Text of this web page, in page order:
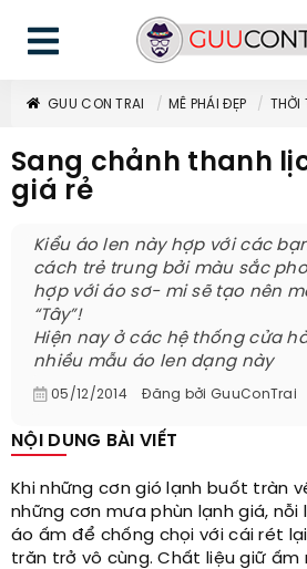
GUU CON TRAI MÊ PHÁI ĐẸP THỜI
Sang chảnh thanh
giá rẻ
Kiểu áo len này hợp với các
cách trẻ trung bởi màu sắc
hợp với áo sơ- mi sẽ tạo nên
“Tây”!
Hiện nay ở các hệ thống cửa
nhiều mẫu áo len dạng này
05/12/2014 Đăng bởi GuuConTrai
NỘI DUNG BÀI VIẾT
Khi những cơn gió lạnh buốt tràn
những cơn mưa phùn lạnh giá,
áo ấm để chống chọi với cái rét
trăn trở vô cùng. Chất liệu giữ